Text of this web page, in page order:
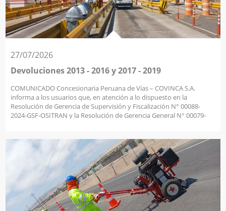
27/07/2026
Devoluciones 2013 - 2016 y 2017 - 2019
COMUNICADO Concesionaria Peruana de Vías – COVINCA S.A.
informa a los usuarios que, en atención a lo dispuesto en la
Resolución de Gerencia de Supervisión y Fiscalización N° 00088-
2024-GSF-OSITRAN y la Resolución de Gerencia General N° 00079-
M1, M2 y N1 que transitaron durante los años: 2013-2016 y 2017-
2019 por las siguientes Unidades de Peaje de la ruta PE-1S
(Panamericana Sur): (a) UP Camaná ubicada en km 853+744; (b) UP
El Fiscal ubicada en km 1062+192; (c) UP Montalvo ubicada en km
1146+194; y (d) UP Tomasiri ubicada en km 1260+458. Para consultar
si usted es beneficiario del derecho de devolución antes indicado,
deberá ingresar al enlace Devoluciones o enviar un correo a
devoluciones@covinca.co